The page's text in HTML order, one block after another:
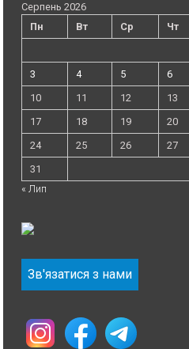
Серпень 2026
Пн
Вт Ср Чт
3
4 5 6
10
11 12 13
17
18 19 20
24
25 26 27
31
« Лип
Зв'язатися з нами